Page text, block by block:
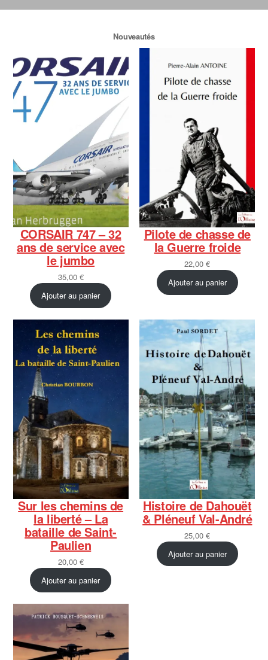
Nouveautés
CORSAIR 747 – 32
ans de service avec
le jumbo
35,00 €
Ajouter au panier
Pilote de chasse de
la Guerre froide
22,00€
Ajouter au panier
Sur les chemins de
la liberté – La
bataille de Saint-
Paulien
20,00 €
Ajouter au panier
Histoire de Dahouët
& Pléneuf Val-André
25,00€
Ajouter au panier